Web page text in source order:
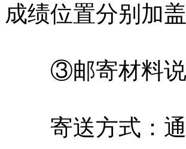
成绩位置分别加
③邮寄材料说
寄送方式：通